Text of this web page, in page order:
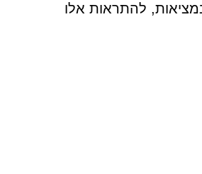
להתראות אלו